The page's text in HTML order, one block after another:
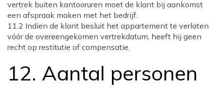
vertrek buiten kantooruren moet de klant bij aankomst
een afspraak maken met het bedrijf.
11.2 Indien de klant besluit het appartement te verlaten
vóór de overeengekomen vertrekdatum, heeft hij geen
recht op restitutie of compensatie.
12. Aantal personen